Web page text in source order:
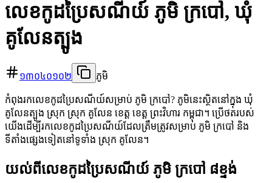
លេខកូដប្រៃសណីយ៍ ភូមិ ក្របៅ, ឃុំ
គូលែនត្បូង
១៣០៤០១០២ ភូមិ
កំពុងរកលេខកូដប្រៃសណីយ៍សម្រាប់ ភូមិ ក្របៅ? ភូមិនេះស្ថិតនៅក្នុង ឃុំ
គូលែនត្បូង ស្រុក ស្រុក គូលែន ខេត្ត ខេត្ត ព្រះវិហារ កម្ពុជា។ ប្រើថតរបស់
យើងដើម្បីរកលេខកូដប្រៃសណីយ៍ដែលត្រឹមត្រូវសម្រាប់ ភូមិ ក្របៅ និង
ទីតាំងផ្សេងទៀតនៅទូទាំង ស្រុក គូលែន។
យល់ពីលេខកូដប្រៃសណីយ៍ ភូមិ ក្របៅ ៨ខ្ទង់